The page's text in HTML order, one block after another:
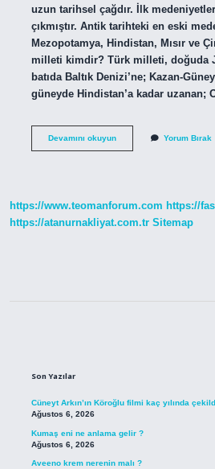
uzun tarihsel çağdır. İlk
çıkmıştır. Antik tarihteki en eski
Mezopotamya, Hindistan, Mısır ve
milleti kimdir? Türk milleti, doğuda
batıda Baltık Denizi’ne; Kazan-
güneyde Hindistan’a kadar uzanan;
Devamını okuyunDünyanın
Yorum Bırak
https://www.teomanforum.com https://
https://atanurnakliyat.com.tr Sitemap
Son Yazılar
Cüneyt Arkın’ın Köroğlu filmi kaç yılında
Ağustos 6, 2026
Kumaş eni ne anlama gelir ?
Ağustos 6, 2026
Aveeno krem nerenin malı ?